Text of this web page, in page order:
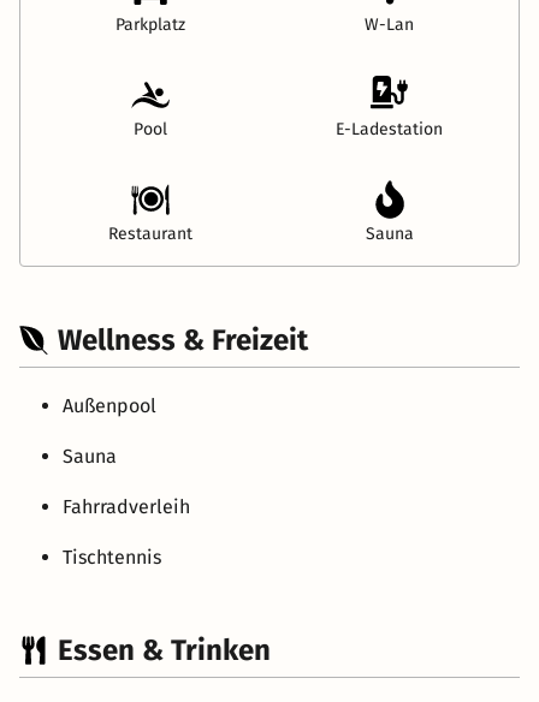
Parkplatz W-Lan
Pool E-Ladestation
Restaurant Sauna
Wellness & Freizeit
Außenpool
Sauna
Fahrradverleih
Tischtennis
Essen & Trinken